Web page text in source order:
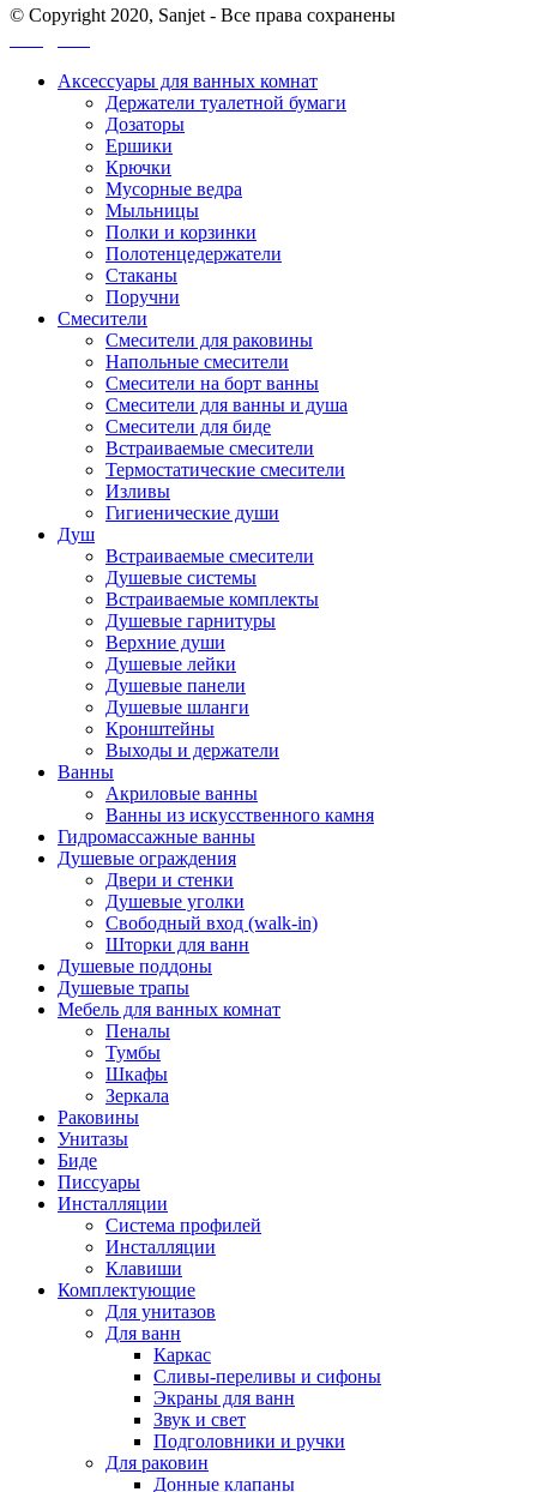
© Copyright 2020, Sanjet - Все права сохранены
Аксессуары для ванных комнат
Держатели туалетной бумаги
Дозаторы
Ершики
Крючки
Мусорные ведра
Мыльницы
Полки и корзинки
Полотенцедержатели
Стаканы
Поручни
Смесители
Смесители для раковины
Напольные смесители
Смесители на борт ванны
Смесители для ванны и душа
Смесители для биде
Встраиваемые смесители
Термостатические смесители
Изливы
Гигиенические души
Душ
Встраиваемые смесители
Душевые системы
Встраиваемые комплекты
Душевые гарнитуры
Верхние души
Душевые лейки
Душевые панели
Душевые шланги
Кронштейны
Выходы и держатели
Ванны
Акриловые ванны
Ванны из искусственного камня
Гидромассажные ванны
Душевые ограждения
Двери и стенки
Душевые уголки
Свободный вход (walk-in)
Шторки для ванн
Душевые поддоны
Душевые трапы
Мебель для ванных комнат
Пеналы
Тумбы
Шкафы
Зеркала
Раковины
Унитазы
Биде
Писсуары
Инсталляции
Система профилей
Инсталляции
Клавиши
Комплектующие
Для унитазов
Для ванн
Каркас
Сливы-переливы и сифоны
Экраны для ванн
Звук и свет
Подголовники и ручки
Для раковин
Донные клапаны